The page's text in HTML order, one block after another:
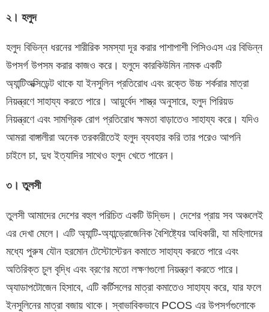
২। হলুদ
হলুদ বিভিন্ন ধরনের শারীরিক সমস্যা দূর করার পাশাপাশী পিসিওএস এর বিভিন্ন
উপসর্গ উপসম করার কাজও করে। হলুদে কারকিউমিন নামক একটি
অ্যান্টিঅক্সিডেন্ট থাকে যা ইনসুলিন প্রতিরোধ এবং রক্তে উচ্চ শর্করার মাত্রা
নিয়ন্ত্রণে সাহায্য করতে পারে। আয়ুর্বেদ শাস্ত্র অনুসারে, হলুদ পিরিয়ড
নিয়ন্ত্রণে এবং সামগ্রিক রোগ প্রতিরোধ ক্ষমতা বাড়াতেও সাহায্য করে। যদিও
আমরা বাঙ্গালীরা অনেক তরকারীতেই হলুদ ব্যবহার করি তার পরেও আপনি
চাইলে চা, দুধ ইত্যাদির সাথেও হলুদ খেতে পারেন।
৩। তুলসী
তুলসী আমাদের দেশের বহুল পরিচিত একটি উদ্ভিদ। দেশের প্রায় সব অঞ্চলেই
এর দেখা মেলে। এটি অ্যান্টি-অ্যান্ড্রোজেনিক বৈশিষ্ট্যের অধিকারী, যা মহিলাদের
মধ্যে পুরুষ যৌন হরমোন টেস্টোস্টেরন কমাতে সাহায্য করতে পারে এবং
অতিরিক্ত চুল বৃদ্ধি এবং ব্রণের মতো লক্ষণগুলো নিয়ন্ত্রণ করতে পারে।
অ্যাডাপটোজেন হিসাবে, এটি কর্টিসলের মাত্রা কমাতেও সাহায্য করে, যার ফলে
ইনসুলিনের মাত্রা বজায় থাকে। স্বাভাবিকভাবে PCOS এর উপসর্গগুলোকে